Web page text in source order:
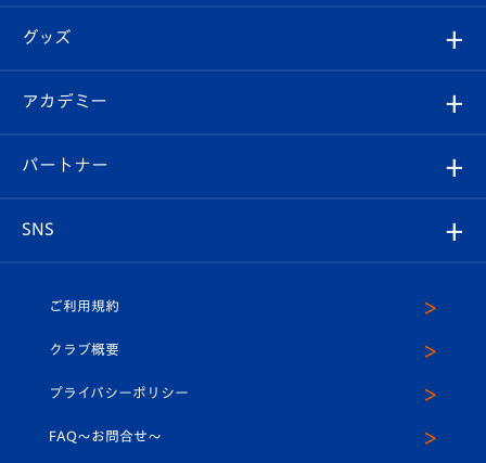
チケット
イベント
メディア
ホームタウン
スタッフプロフィール
マスコット紹介
平和祈念活動
はじめての観戦ガイド
Revive Team
ヴィヴィくんの長崎おもてなしガイド
フォトギャラリー
スタジアムグルメ
チケット
V-LOVERS（ファンクラブ）
プレイヤーズスイート
グッズ
オンラインショップ
店舗情報
アカデミー
育成からのお知らせ
U-18
スクール
パートナー
SNS
ヴィヴィくんインスタグラム
公式LINE＠
ご利用規約
クラブ概要
プライバシーポリシー
FAQ〜お問合せ〜